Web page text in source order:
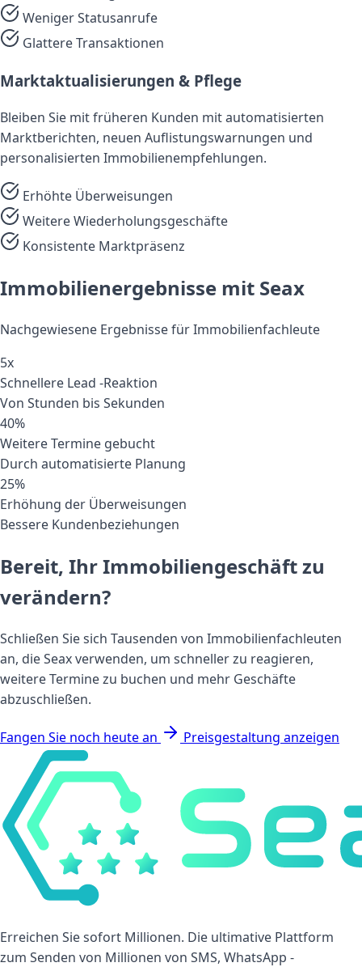
Weniger Statusanrufe
Glattere Transaktionen
Marktaktualisierungen & Pflege
Bleiben Sie mit früheren Kunden mit automatisierten
Marktberichten, neuen Auflistungswarnungen und
personalisierten Immobilienempfehlungen.
Erhöhte Überweisungen
Weitere Wiederholungsgeschäfte
Konsistente Marktpräsenz
Immobilienergebnisse mit Seax
Nachgewiesene Ergebnisse für Immobilienfachleute
5x
Schnellere Lead -Reaktion
Von Stunden bis Sekunden
40%
Weitere Termine gebucht
Durch automatisierte Planung
25%
Erhöhung der Überweisungen
Bessere Kundenbeziehungen
Bereit, Ihr Immobiliengeschäft zu
verändern?
Schließen Sie sich Tausenden von Immobilienfachleuten
an, die Seax verwenden, um schneller zu reagieren,
weitere Termine zu buchen und mehr Geschäfte
abzuschließen.
Fangen Sie noch heute an Preisgestaltung anzeigen
Erreichen Sie sofort Millionen. Die ultimative Plattform
zum Senden von Millionen von SMS, WhatsApp -